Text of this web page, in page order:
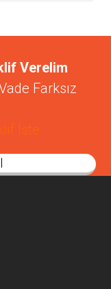
Verelim
Farksız
İste